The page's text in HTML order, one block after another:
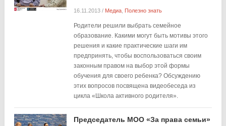
16.11.2013/ Медиа, Полезно знать
Родители решили выбрать семейное
образование. Какими могут быть мотивы этого
решения и какие практические шаги им
предпринять, чтобы воспользоваться своим
законным правом на выбор этой формы
обучения для своего ребенка? Обсуждению
этих вопросов посвящена видеобеседа из
цикла «Школа активного родителя».
Председатель МОО «За права семьи»